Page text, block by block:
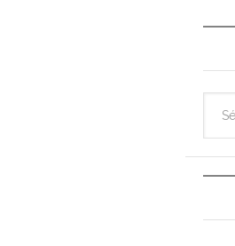
des
News